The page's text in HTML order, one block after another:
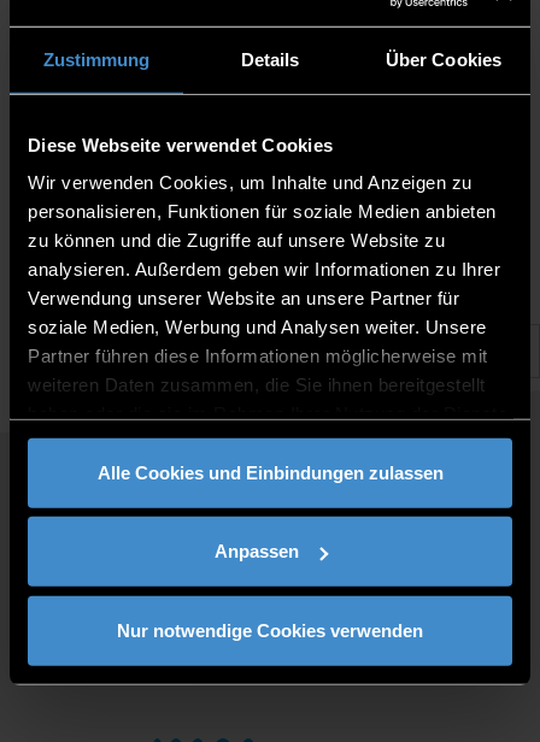
Zustimmung Details Über Cookies
Diese Webseite verwendet Cookies
Wir verwenden Cookies, um Inhalte und Anzeigen zu
personalisieren, Funktionen für soziale Medien anbieten
zu können und die Zugriffe auf unsere Website zu
analysieren. Außerdem geben wir Informationen zu Ihrer
Verwendung unserer Website an unsere Partner für
soziale Medien, Werbung und Analysen weiter. Unsere
Partner führen diese Informationen möglicherweise mit
weiteren Daten zusammen, die Sie ihnen bereitgestellt
gesammelt haben.
Alle Cookies und Einbindungen zulassen
Anpassen
Nur notwendige Cookies verwenden
30.7.2024 |
QUICKLINKS
FOR BUSINESSES
DIRECTIONS